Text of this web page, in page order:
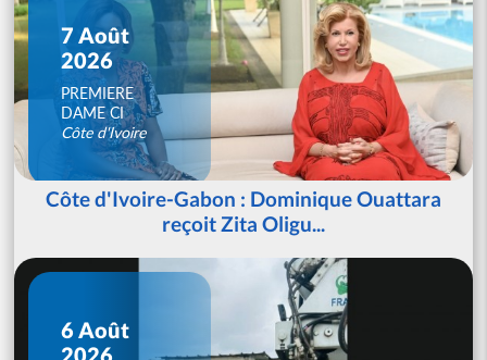
7 Août
2026
PREMIERE
DAME CI
Côte d'Ivoire
Côte d'Ivoire-Gabon : Dominique Ouattara
reçoit Zita Oligu...
6 Août
2026